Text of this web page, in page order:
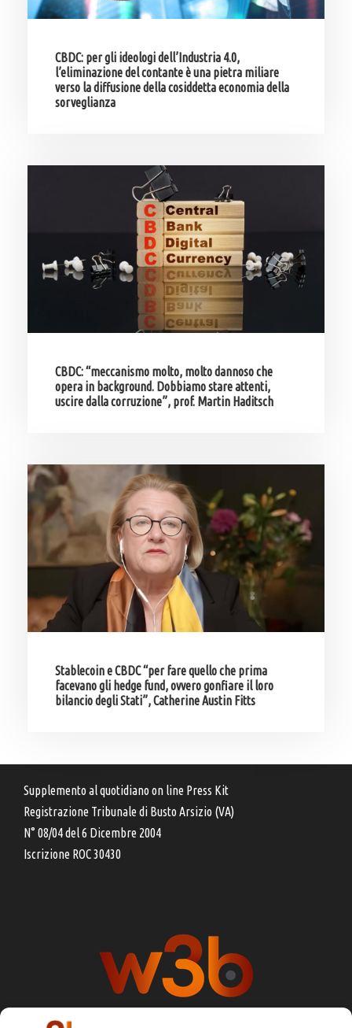
CBDC: per gli ideologi dell’Industria 4.0,
l’eliminazione del contante è una pietra miliare
verso la diffusione della cosiddetta economia della
sorveglianza
CBDC: “meccanismo molto, molto dannoso che
opera in background. Dobbiamo stare attenti,
uscire dalla corruzione”, prof. Martin Haditsch
Stablecoin e CBDC “per fare quello che prima
facevano gli hedge fund, ovvero gonfiare il loro
bilancio degli Stati”, Catherine Austin Fitts
Supplemento al quotidiano on line Press Kit
Registrazione Tribunale di Busto Arsizio (VA)
N° 08/04 del 6 Dicembre 2004
Iscrizione ROC 30430